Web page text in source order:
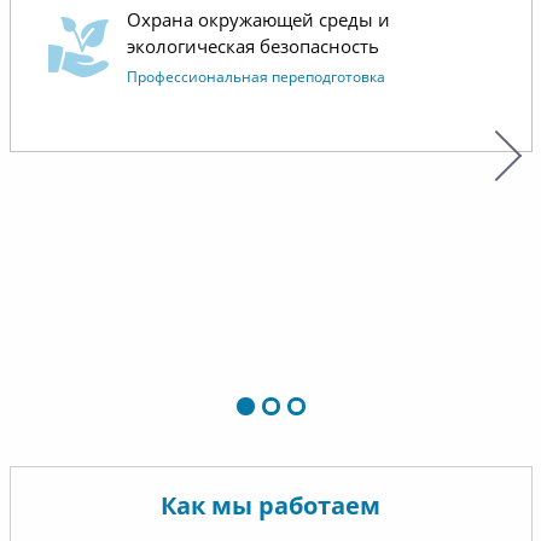
Охрана окружающей среды и
экологическая безопасность
Профессиональная переподготовка
Как мы работаем